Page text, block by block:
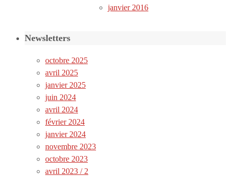
janvier 2016
Newsletters
octobre 2025
avril 2025
janvier 2025
juin 2024
avril 2024
février 2024
janvier 2024
novembre 2023
octobre 2023
avril 2023 / 2